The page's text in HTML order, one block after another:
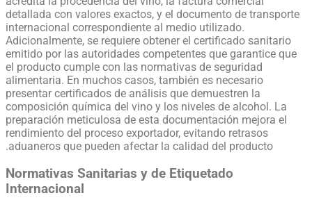
detallada con valores exactos, y el documento de transporte
internacional correspondiente al medio utilizado.
Adicionalmente, se requiere obtener el certificado sanitario
emitido por las autoridades competentes que garantice que
el producto cumple con las normativas de seguridad
alimentaria. En muchos casos, también es necesario
presentar certificados de análisis que demuestren la
composición química del vino y los niveles de alcohol. La
preparación meticulosa de esta documentación mejora el
rendimiento del proceso exportador, evitando retrasos
aduaneros que pueden afectar la calidad del producto.
Normativas Sanitarias y de Etiquetado
Internacional